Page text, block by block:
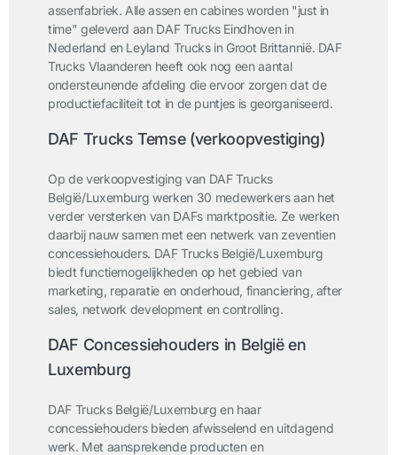
assenfabriek. Alle assen en cabines worden "just in
time" geleverd aan DAF Trucks Eindhoven in
Nederland en Leyland Trucks in Groot Brittannië. DAF
Trucks Vlaanderen heeft ook nog een aantal
ondersteunende afdeling die ervoor zorgen dat de
productiefaciliteit tot in de puntjes is georganiseerd.
DAF Trucks Temse (verkoopvestiging)
Op de verkoopvestiging van DAF Trucks
België/Luxemburgwerken 30 medewerkers aan het
verder versterken van DAFs marktpositie. Ze werken
daarbij nauw samen met een netwerk van zeventien
concessiehouders. DAF Trucks België/Luxemburg
biedt functiemogelijkheden op het gebied van
marketing, reparatie en onderhoud, financiering, after
sales, network development en controlling.
DAF Concessiehouders in België en
Luxemburg
DAF Trucks België/Luxemburg en haar
concessiehoudersbieden afwisselend en uitdagend
werk. Met aansprekende producten en